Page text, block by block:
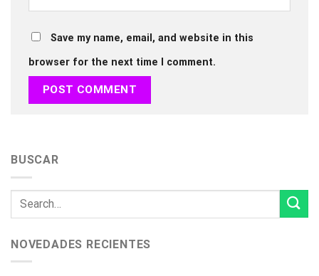
Save my name, email, and website in this
browser for the next time I comment.
BUSCAR
NOVEDADES RECIENTES